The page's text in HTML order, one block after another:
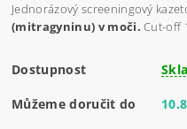
Jednorázový screeningový
(mitragyninu) v moči. Cut-off
Dostupnost
Můžeme doručit do